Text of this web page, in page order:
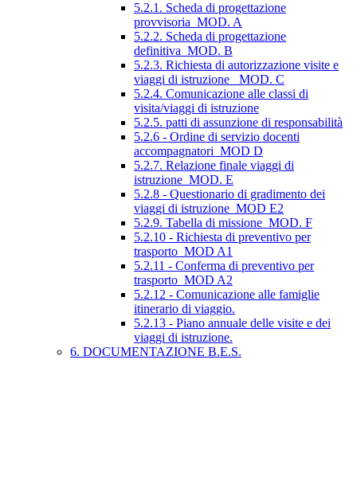
5.2.1. Scheda di progettazione
provvisoria_MOD. A
5.2.2. Scheda di progettazione
definitiva_MOD. B
5.2.3. Richiesta di autorizzazione visite e
viaggi di istruzione_ MOD. C
5.2.4. Comunicazione alle classi di
visita/viaggi di istruzione
5.2.5. patti di assunzione di responsabilità
5.2.6 - Ordine di servizio docenti
accompagnatori_MOD D
5.2.7. Relazione finale viaggi di
istruzione_MOD. E
5.2.8 - Questionario di gradimento dei
viaggi di istruzione_MOD E2
5.2.9. Tabella di missione_MOD. F
5.2.10 - Richiesta di preventivo per
trasporto_MOD A1
5.2.11 - Conferma di preventivo per
trasporto_MOD A2
5.2.12 - Comunicazione alle famiglie
itinerario di viaggio.
5.2.13 - Piano annuale delle visite e dei
viaggi di istruzione.
6. DOCUMENTAZIONE B.E.S.